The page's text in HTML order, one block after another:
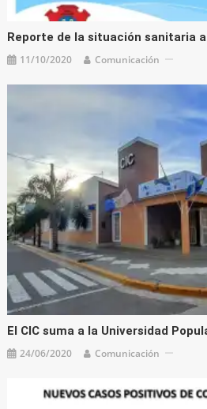
Reporte de la situación sanitaria
11/10/2020 Comunicación
El CIC suma a la Universidad
24/06/2020 Comunicación